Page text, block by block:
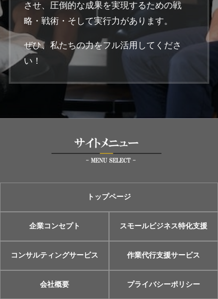
させ、圧倒的な成果を実現するための戦
略・戦術・そして実行力があります。
ぜひ、私たちの力をフル活用してくださ
い！
トップページ
企業コンセプト スモールビジネス特化支援
コンサルティングサービス 作業代行支援サービス
会社概要 プライバシーポリシー